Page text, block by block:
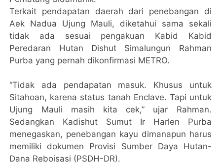
Terkait pendapatan daerah dari penebangan di
Aek Nadua Ujung Mauli, diketahui sama sekali
tidak ada sesuai pengakuan Kabid Kabid
Peredaran Hutan Dishut Simalungun Rahman
Purba yang pernah dikonfirmasi METRO.
“Tidak ada pendapatan masuk. Khusus untuk
Sitahoan, karena status tanah Enclave. Tapi untuk
Ujung Mauli masih kita cek,” ujar Rahman.
Sedangkan Kadishut Sumut Ir Harlen Purba
menegaskan, penebangan kayu dimanapun harus
memiliki dokumen Provisi Sumber Daya Hutan-
Dana Reboisasi (PSDH-DR).